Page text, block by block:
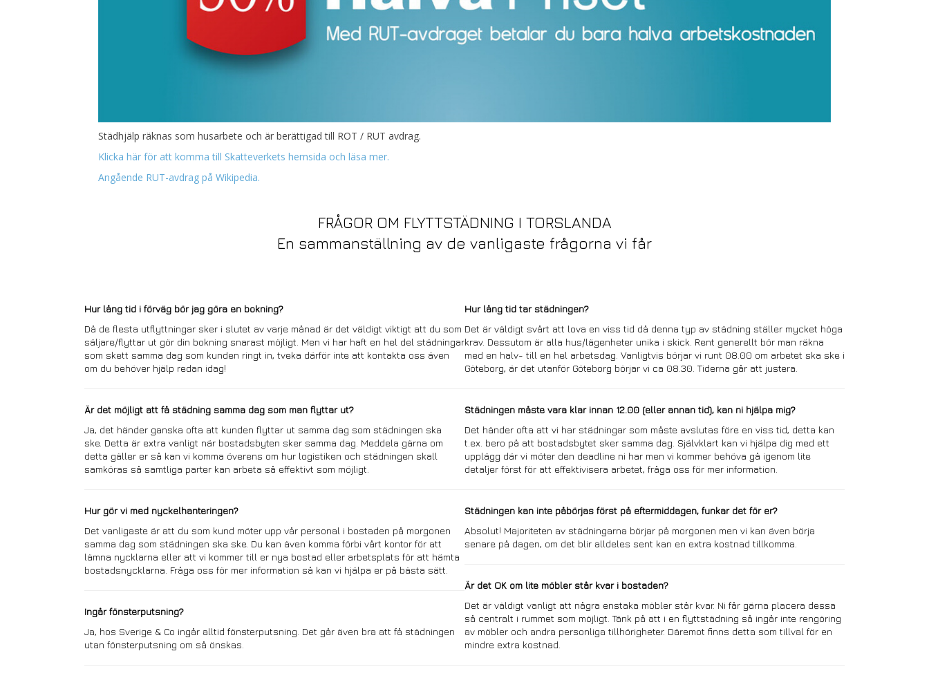
Städhjälp räknas som husarbete och är berättigad till ROT / RUT avdrag.
Klicka här för att komma till Skatteverkets hemsida och läsa mer.
Angående RUT-avdrag på Wikipedia.
FRÅGOR OM FLYTTSTÄDNING I TORSLANDA
En sammanställning av de vanligaste frågorna vi får
Hur lång tid i förväg bör jag göra en bokning?
Då de flesta utflyttningar sker i slutet av varje månad är det väldigt viktigt att du som
säljare/flyttar ut gör din bokning snarast möjligt. Men vi har haft en hel del städningar
som skett samma dag som kunden ringt in, tveka därför inte att kontakta oss även
om du behöver hjälp redan idag!
Är det möjligt att få städning samma dag som man flyttar ut?
Ja, det händer ganska ofta att kunden flyttar ut samma dag som städningen ska
ske. Detta är extra vanligt när bostadsbyten sker samma dag. Meddela gärna om
detta gäller er så kan vi komma överens om hur logistiken och städningen skall
samköras så samtliga parter kan arbeta så effektivt som möjligt.
Hur gör vi med nyckelhanteringen?
Det vanligaste är att du som kund möter upp vår personal i bostaden på morgonen
samma dag som städningen ska ske. Du kan även komma förbi vårt kontor för att
lämna nycklarna eller att vi kommer till er nya bostad eller arbetsplats för att hämta
bostadsnycklarna. Fråga oss för mer information så kan vi hjälpa er på bästa sätt.
Ingår fönsterputsning?
Ja, hos Sverige & Co ingår alltid fönsterputsning. Det går även bra att få städningen
utan fönsterputsning om så önskas.
Hur lång tid tar städningen?
Det är väldigt svårt att lova en viss tid då denna typ av städning ställer mycket höga
krav. Dessutom är alla hus/lägenheter unika i skick. Rent generellt bör man räkna
med en halv- till en hel arbetsdag. Vanligtvis börjar vi runt 08.00 om arbetet ska ske i
Göteborg, är det utanför Göteborg börjar vi ca 08.30. Tiderna går att justera.
Städningen måste vara klar innan 12.00 (eller annan tid), kan ni hjälpa mig?
Det händer ofta att vi har städningar som måste avslutas före en viss tid, detta kan
t.ex. bero på att bostadsbytet sker samma dag. Självklart kan vi hjälpa dig med ett
upplägg där vi möter den deadline ni har men vi kommer behöva gå igenom lite
detaljer först för att effektivisera arbetet, fråga oss för mer information.
Städningen kan inte påbörjas först på eftermiddagen, funkar det för er?
Absolut! Majoriteten av städningarna börjar på morgonen men vi kan även börja
senare på dagen, om det blir alldeles sent kan en extra kostnad tillkomma.
Är det OK om lite möbler står kvar i bostaden?
Det är väldigt vanligt att några enstaka möbler står kvar. Ni får gärna placera dessa
så centralt i rummet som möjligt. Tänk på att i en flyttstädning så ingår inte rengöring
av möbler och andra personliga tillhörigheter. Däremot finns detta som tillval för en
mindre extra kostnad.